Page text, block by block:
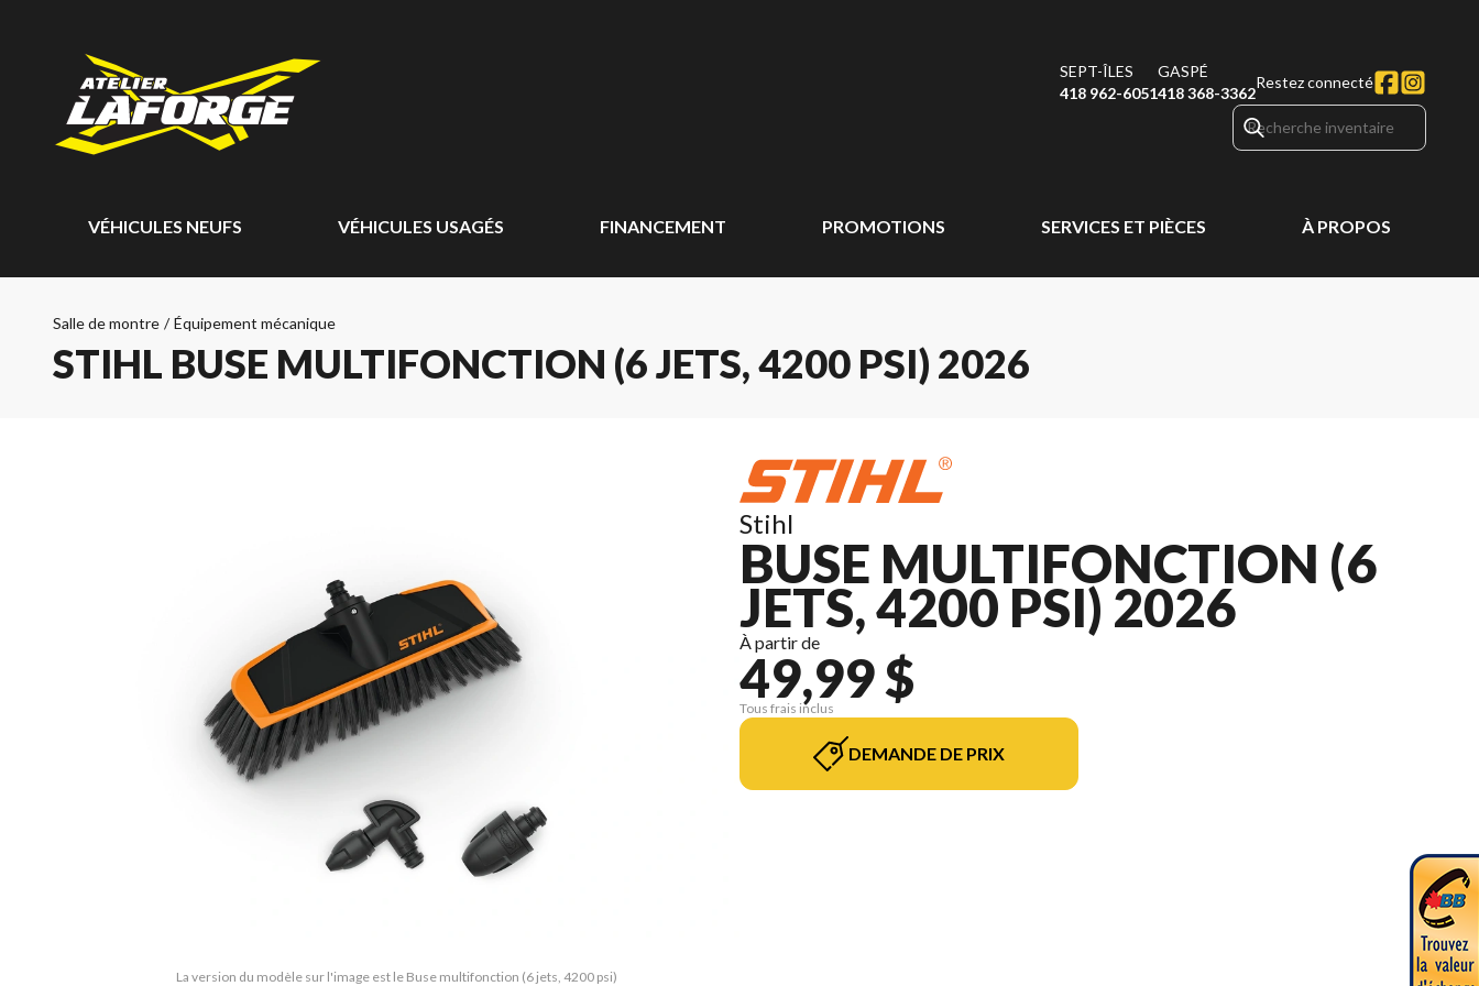
SEPT-ÎLES
418 962-6051
GASPÉ
418 368-3362
Restez connecté
VÉHICULES NEUFS VÉHICULES USAGÉS FINANCEMENT PROMOTIONS SERVICES ET PIÈCES À PROPOS
Salle de montre / Équipement mécanique
STIHL BUSE MULTIFONCTION (6 JETS, 4200 PSI) 2026
La version du modèle sur l'image est le Buse multifonction (6 jets, 4200 psi)
Stihl
BUSE MULTIFONCTION (6
JETS, 4200 PSI) 2026
À partir de
49,99 $
Tous frais inclus
DEMANDE DE PRIX